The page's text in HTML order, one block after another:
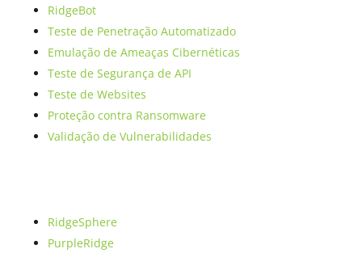
RidgeBot
Teste de Penetração Automatizado
Emulação de Ameaças Cibernéticas
Teste de Segurança de API
Teste de Websites
Proteção contra Ransomware
Validação de Vulnerabilidades
RidgeSphere
PurpleRidge